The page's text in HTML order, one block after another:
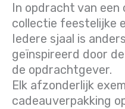
In opdracht van een
collectie feestelijke
Iedere sjaal is
geïnspireerd door
de opdrachtgever.
Elk afzonderlijk
cadeauverpakking